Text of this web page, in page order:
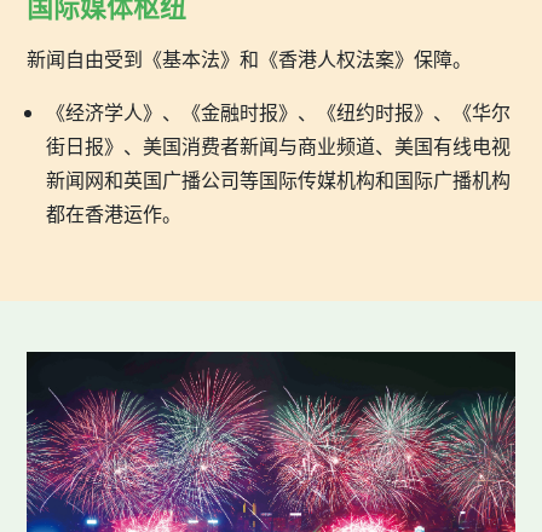
国际媒体枢纽
新闻自由受到《基本法》和《香港人权法案》保障。
《经济学人》、《金融时报》、《纽约时报》、《华尔
街日报》、美国消费者新闻与商业频道、美国有线电视
新闻网和英国广播公司等国际传媒机构和国际广播机构
都在香港运作。